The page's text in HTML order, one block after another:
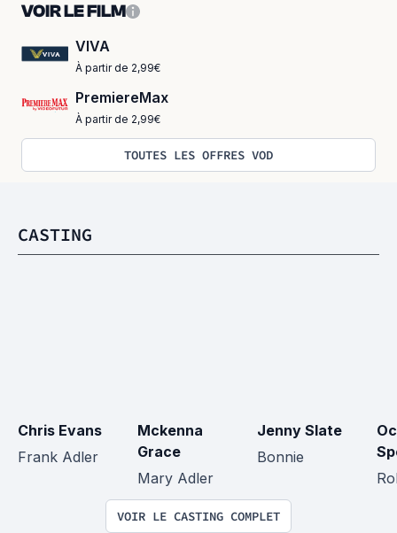
VOIR LE FILM
VIVA
À partir de 2,99€
PremiereMax
À partir de 2,99€
TOUTES LES OFFRES VOD
CASTING
Chris Evans
Frank Adler
Mckenna
Grace
Mary Adler
Jenny Slate
Bonnie
VOIR LE CASTING COMPLET